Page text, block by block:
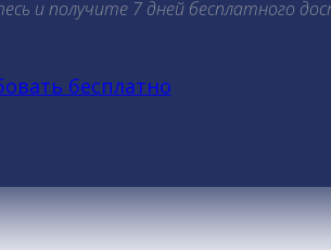
и получите 7 дней бесплатного
бесплатно